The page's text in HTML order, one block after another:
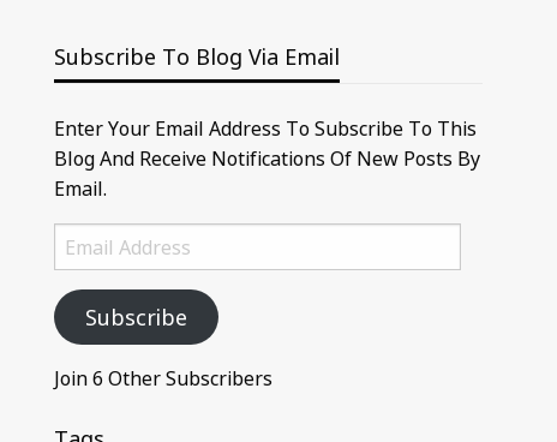
Subscribe To Blog Via Email
Enter Your Email Address To Subscribe To This
Blog And Receive Notifications Of New Posts By
Email.
Email
Address
Subscribe
Join 6 Other Subscribers